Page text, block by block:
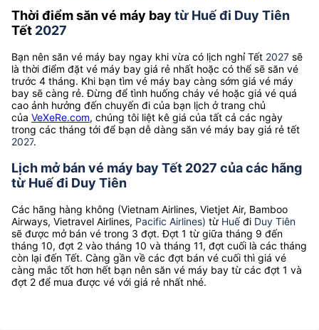
Thời điểm săn vé máy bay từ Huế đi Duy Tiên
Tết 2027
Bạn nên săn vé máy bay ngay khi vừa có lịch nghỉ Tết 2027 sẽ
là thời điểm đặt vé máy bay giá rẻ nhất hoặc có thể sẽ săn vé
trước 4 tháng. Khi bạn tìm vé máy bay càng sớm giá vé máy
bay sẽ càng rẻ. Đừng để tình huống cháy vé hoặc giá vé quá
cao ảnh hưởng đến chuyến đi của bạn lịch ở trang chủ
của VeXeRe.com, chúng tôi liệt kê giá của tất cả các ngày
trong các tháng tới để bạn dễ dàng săn vé máy bay giá rẻ tết
2027.
Lịch mở bán vé máy bay Tết 2027 của các hãng
từ Huế đi Duy Tiên
Các hãng hàng không (Vietnam Airlines, Vietjet Air, Bamboo
Airways, Vietravel Airlines, Pacific Airlines) từ Huế đi Duy Tiên
sẽ được mở bán vé trong 3 đợt. Đợt 1 từ giữa tháng 9 đến
tháng 10, đợt 2 vào tháng 10 và tháng 11, đợt cuối là các tháng
còn lại đến Tết. Càng gần về các đợt bán vé cuối thì giá vé
càng mắc tốt hơn hết bạn nên săn vé máy bay từ các đợt 1 và
đợt 2 để mua được vé với giá rẻ nhất nhé.